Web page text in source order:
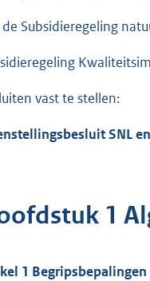
Subsidieregeling
vast te stellen:
SNL
1
1 Begripsbepalingen